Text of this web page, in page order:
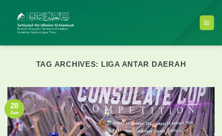
content
TAG ARCHIVES: LIGA ANTAR DAERAH
28
Jan